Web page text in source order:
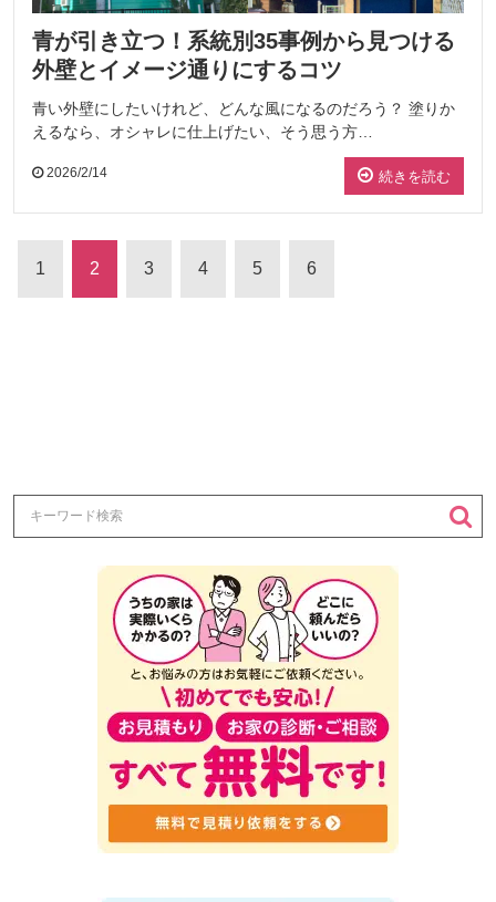
青が引き立つ！系統別35事例から見つける
外壁とイメージ通りにするコツ
青い外壁にしたいけれど、どんな風になるのだろう？ 塗りか
えるなら、オシャレに仕上げたい、そう思う方…
2026/2/14 続きを読む
1 2 3 4 5 6